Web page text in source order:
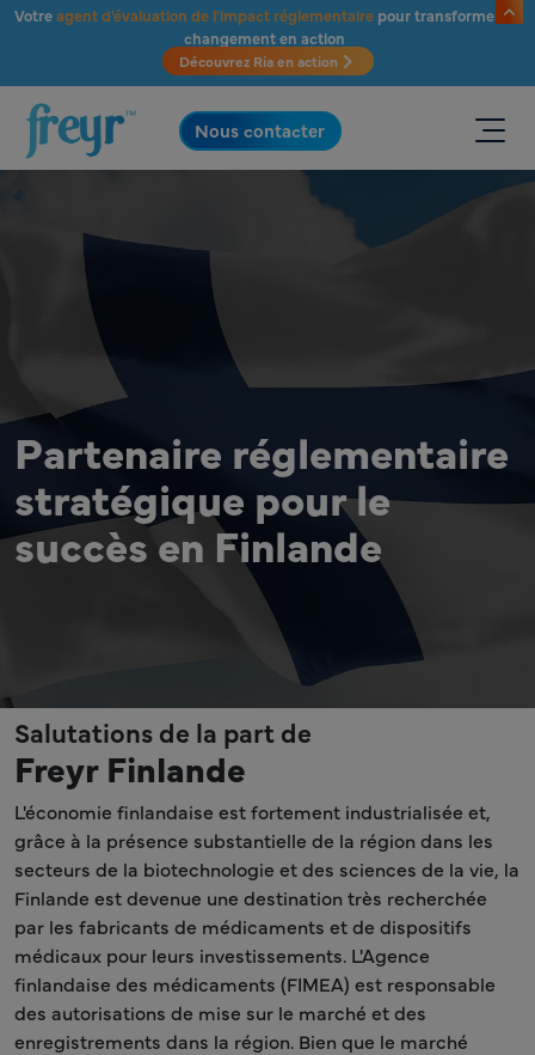
Passer au contenu principal
Votreagent d'évaluation de l'impact réglementairepour transformer le
changement en action
Découvrez Ria en action
.
Nous contacter
Partenaire réglementaire
stratégique pour le
succès en Finlande
Salutations de la part de
Freyr Finlande
L'économie finlandaise est fortement industrialisée et,
grâce à la présence substantielle de la région dans les
secteurs de la biotechnologie et des sciences de la vie, la
Finlande est devenue une destination très recherchée
par les fabricants de médicaments et de dispositifs
médicaux pour leurs investissements. L'Agence
finlandaise des médicaments (FIMEA) est responsable
des autorisations de mise sur le marché et des
enregistrements dans la région. Bien que le marché